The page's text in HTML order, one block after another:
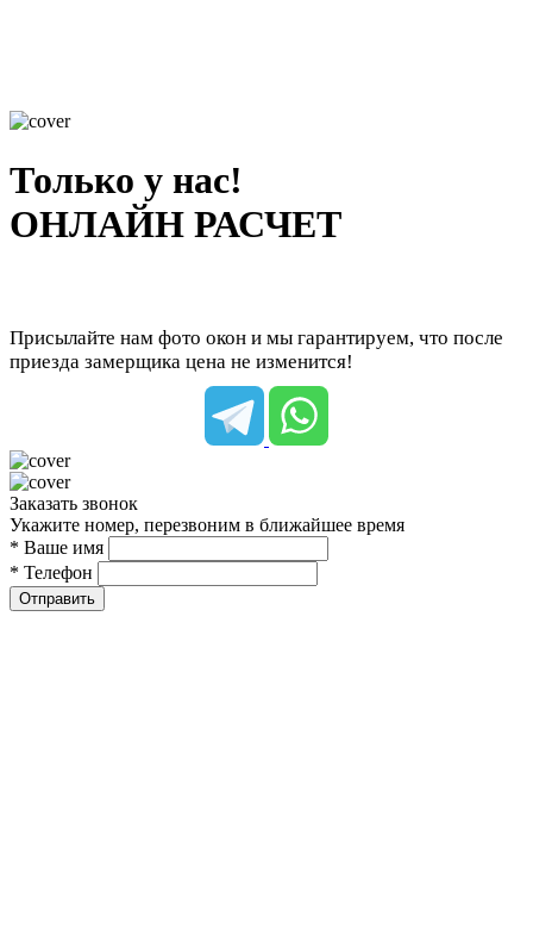
Только у нас!
ОНЛАЙН РАСЧЕТ
Присылайте нам фото окон и мы гарантируем, что после
приезда замерщика цена не изменится!
Заказать звонок
Укажите номер, перезвоним в ближайшее время
* Ваше имя
* Телефон
Отправить